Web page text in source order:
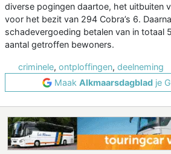
diverse pogingen daartoe, het uitbuiten
voor het bezit van 294 Cobra’s 6.
schadevergoeding betalen van in totaal
aantal getroffen bewoners.
criminele, ontploffingen, deelneming
Maak Alkmaarsdagbladje